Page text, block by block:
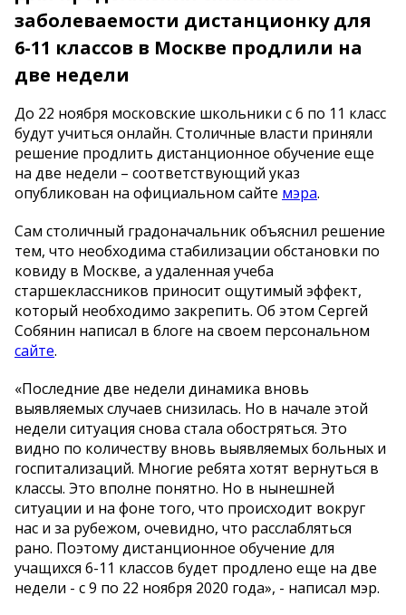
заболеваемости дистанционку для
6-11 классов в Москве продлили на
две недели
До 22 ноября московские школьники с 6 по 11 класс
будут учиться онлайн. Столичные власти приняли
решение продлить дистанционное обучение еще
на две недели – соответствующий указ
опубликован на официальном сайте мэра.
Сам столичный градоначальник объяснил решение
тем, что необходима стабилизации обстановки по
ковиду в Москве, а удаленная учеба
старшеклассников приносит ощутимый эффект,
который необходимо закрепить. Об этом Сергей
Собянин написал в блоге на своем персональном
сайте.
«Последние две недели динамика вновь
выявляемых случаев снизилась. Но в начале этой
недели ситуация снова стала обостряться. Это
видно по количеству вновь выявляемых больных и
госпитализаций. Многие ребята хотят вернуться в
классы. Это вполне понятно. Но в нынешней
ситуации и на фоне того, что происходит вокруг
нас и за рубежом, очевидно, что расслабляться
рано. Поэтому дистанционное обучение для
учащихся 6-11 классов будет продлено еще на две
недели - с 9 по 22 ноября 2020 года», - написал мэр.